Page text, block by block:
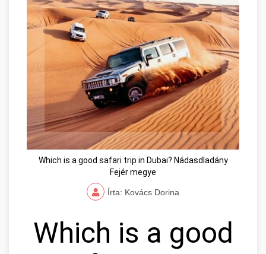
Which is a good safari trip in Dubai? Nádasdladány
Fejér megye
Írta: Kovács Dorina
Which is a good